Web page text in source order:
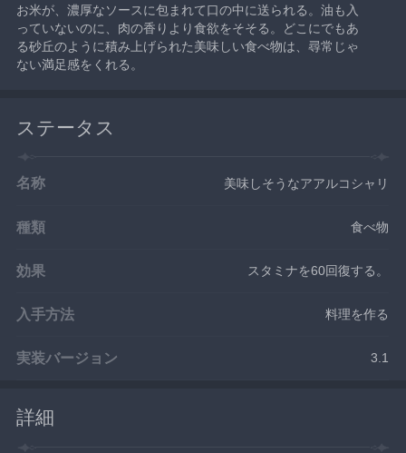
お米が、濃厚なソースに包まれて口の中に送られる。油も入
っていないのに、肉の香りより食欲をそそる。どこにでもあ
る砂丘のように積み上げられた美味しい食べ物は、尋常じゃ
ない満足感をくれる。
ステータス
名称 美味しそうなアアルコシャリ
種類 食べ物
効果 スタミナを60回復する。
入手方法 料理を作る
実装バージョン 3.1
詳細